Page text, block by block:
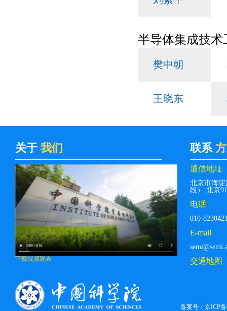
半导体集成技术
樊中朝
王晓东
关于 我们
下载视频观看
联系
通信地址
北京市海
段） 北京
电话
010-
E-mail
交通地图
备案号： 京ICP